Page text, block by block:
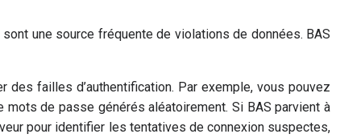
une source fréquente de violations de données. BAS
failles d’authentification. Par exemple, vous pouvez
de passe générés aléatoirement. Si BAS parvient à
pour identifier les tentatives de connexion suspectes,